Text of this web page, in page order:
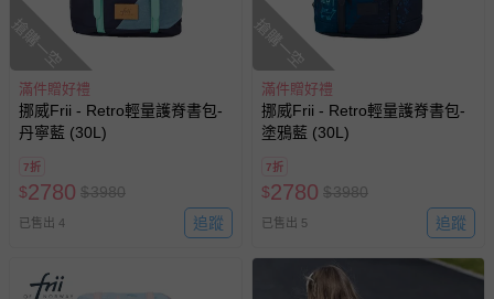
搶購一空
滿件贈好禮
挪威Frii - Retro輕量護脊書包-
丹寧藍 (30L)
7折
$2780 $3980
已售出 4 追蹤
搶購一空
滿件贈好禮
挪威Frii - Retro輕量護脊書包-
塗鴉藍 (30L)
7折
$2780 $3980
已售出 5 追蹤